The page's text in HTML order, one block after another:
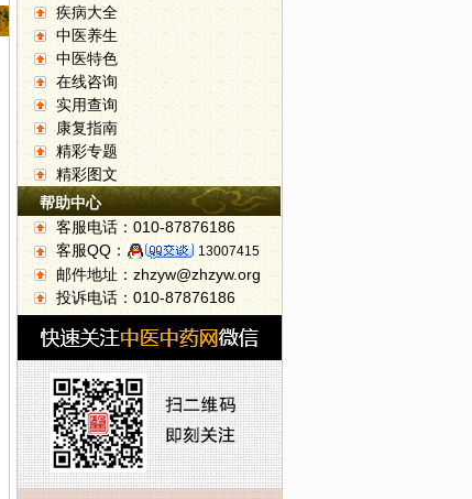
疾病大全
中医养生
中医特色
在线咨询
实用查询
康复指南
精彩专题
精彩图文
帮助中心
客服电话：010-87876186
客服QQ：
13007415
邮件地址：zhzyw@zhzyw.org
投诉电话：010-87876186